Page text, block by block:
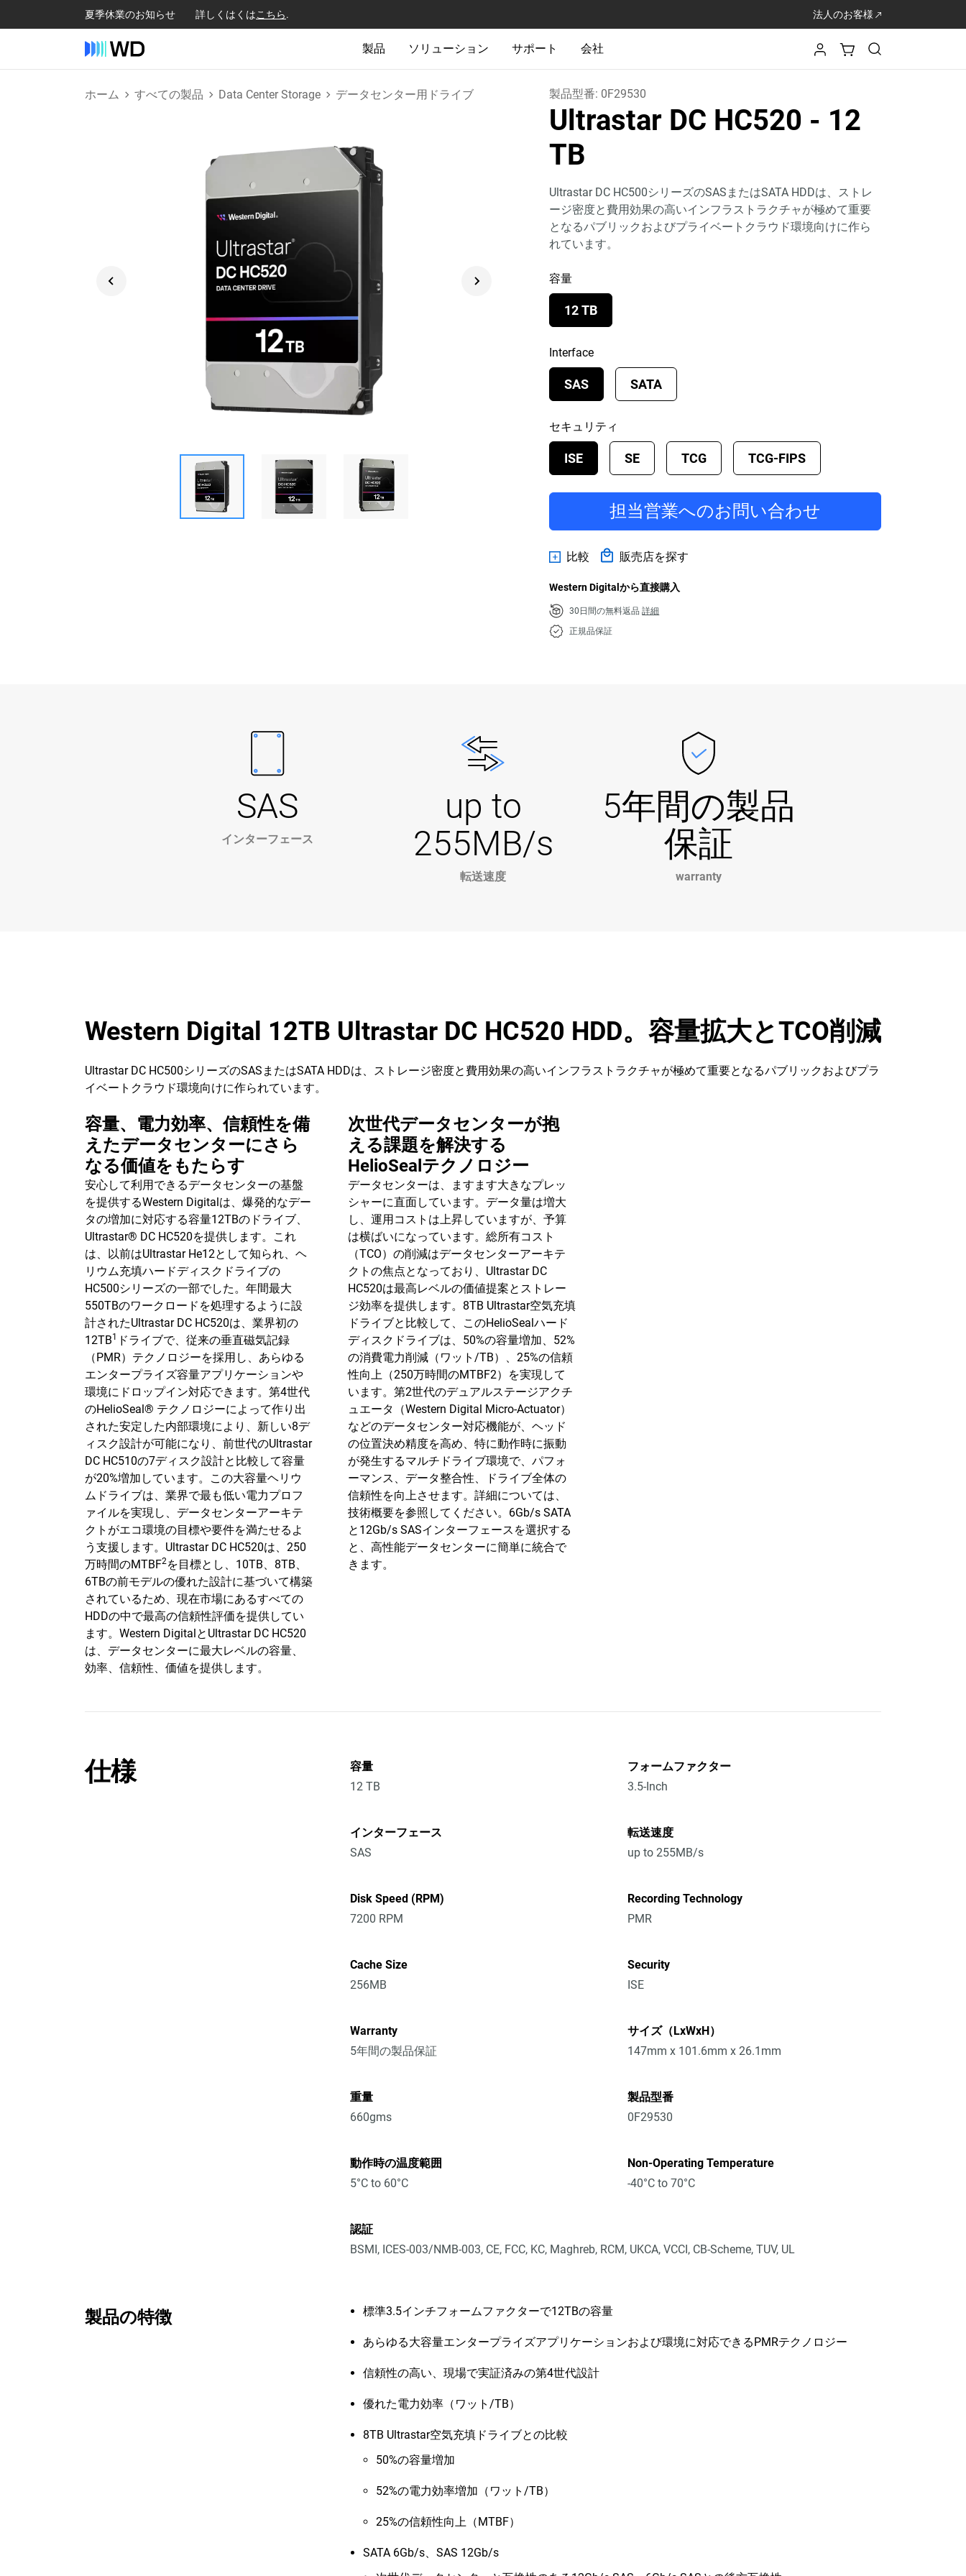
夏季休業のお知らせ 詳しくはくはこちら. 法人のお客様
製品 ソリューション サポート 会社
ホーム すべての製品 Data Center Storage データセンター用ドライブ 製品型番: 0F29530
Ultrastar DC HC520 - 12
TB
Ultrastar DC HC500シリーズのSASまたはSATA HDDは、ストレ
ージ密度と費用効果の高いインフラストラクチャが極めて重要
となるパブリックおよびプライベートクラウド環境向けに作ら
れています。
容量
12 TB
Interface
SAS SATA
セキュリティ
ISE SE TCG TCG-FIPS
担当営業へのお問い合わせ
比較 販売店を探す
Western Digitalから直接購入
30日間の無料返品詳細
正規品保証
SAS
インターフェース
up to
255MB/s
転送速度
5年間の製品
保証
warranty
Western Digital 12TB Ultrastar DC HC520 HDD。容量拡大とTCO削減
Ultrastar DC HC500シリーズのSASまたはSATA HDDは、ストレージ密度と費用効果の高いインフラストラクチャが極めて重要となるパブリックおよびプラ
イベートクラウド環境向けに作られています。
容量、電力効率、信頼性を備
えたデータセンターにさら
なる価値をもたらす
安心して利用できるデータセンターの基盤
を提供するWestern Digitalは、爆発的なデー
タの増加に対応する容量12TBのドライブ、
Ultrastar® DC HC520を提供します。これ
は、以前はUltrastar He12として知られ、ヘ
リウム充填ハードディスクドライブの
HC500シリーズの一部でした。年間最大
550TBのワークロードを処理するように設
計されたUltrastar DC HC520は、業界初の
12TB1
ドライブで、従来の垂直磁気記録
（PMR）テクノロジーを採用し、あらゆる
エンタープライズ容量アプリケーションや
環境にドロップイン対応できます。第4世代
のHelioSeal® テクノロジーによって作り出
された安定した内部環境により、新しい8デ
ィスク設計が可能になり、前世代のUltrastar
DC HC510の7ディスク設計と比較して容量
が20%増加しています。この大容量ヘリウ
ムドライブは、業界で最も低い電力プロフ
ァイルを実現し、データセンターアーキテ
クトがエコ環境の目標や要件を満たせるよ
う支援します。Ultrastar DC HC520は、250
万時間のMTBF2を目標とし、10TB、8TB、
6TBの前モデルの優れた設計に基づいて構築
されているため、現在市場にあるすべての
HDDの中で最高の信頼性評価を提供してい
ます。Western DigitalとUltrastar DC HC520
は、データセンターに最大レベルの容量、
効率、信頼性、価値を提供します。
次世代データセンターが抱
える課題を解決する
HelioSealテクノロジー
データセンターは、ますます大きなプレッ
シャーに直面しています。データ量は増大
し、運用コストは上昇していますが、予算
は横ばいになっています。総所有コスト
（TCO）の削減はデータセンターアーキテ
クトの焦点となっており、Ultrastar DC
HC520は最高レベルの価値提案とストレー
ジ効率を提供します。8TB Ultrastar空気充填
ドライブと比較して、このHelioSealハード
ディスクドライブは、50%の容量増加、52%
の消費電力削減（ワット/TB）、25%の信頼
性向上（250万時間のMTBF2）を実現して
います。第2世代のデュアルステージアクチ
ュエータ（Western Digital Micro-Actuator）
などのデータセンター対応機能が、ヘッド
の位置決め精度を高め、特に動作時に振動
が発生するマルチドライブ環境で、パフォ
ーマンス、データ整合性、ドライブ全体の
信頼性を向上させます。詳細については、
技術概要を参照してください。6Gb/s SATA
と12Gb/s SASインターフェースを選択する
と、高性能データセンターに簡単に統合で
きます。
仕様
容量
12 TB
フォームファクター
3.5-Inch
インターフェース
SAS
転送速度
up to 255MB/s
Disk Speed (RPM)
7200 RPM
Recording Technology
PMR
Cache Size
256MB
Security
ISE
Warranty
5年間の製品保証
サイズ（LxWxH）
147mm x 101.6mm x 26.1mm
重量
660gms
製品型番
0F29530
動作時の温度範囲
5°C to 60°C
Non-Operating Temperature
-40°C to 70°C
認証
BSMI, ICES-003/NMB-003, CE, FCC, KC, Maghreb, RCM, UKCA, VCCI, CB-Scheme, TUV, UL
製品の特徴 標準3.5インチフォームファクターで12TBの容量
あらゆる大容量エンタープライズアプリケーションおよび環境に対応できるPMRテクノロジー
信頼性の高い、現場で実証済みの第4世代設計
優れた電力効率（ワット/TB）
8TB Ultrastar空気充填ドライブとの比較
50%の容量増加
52%の電力効率増加（ワット/TB）
25%の信頼性向上（MTBF）
SATA 6Gb/s、SAS 12Gb/s